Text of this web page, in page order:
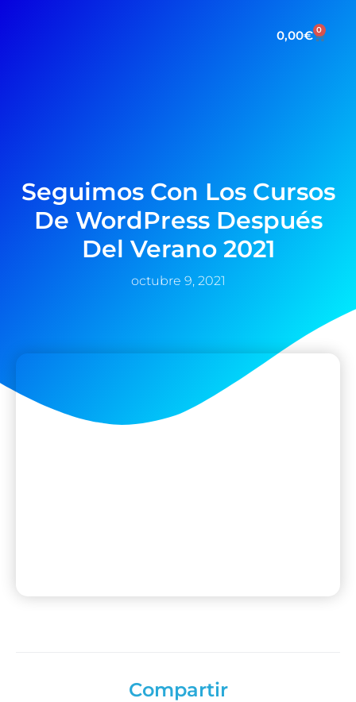
0,00€ 0
Seguimos Con Los Cursos
De WordPress Después
Del Verano 2021
octubre 9, 2021
Compartir